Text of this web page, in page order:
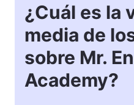
¿Cuál es la
media de
sobre Mr.
Academy?